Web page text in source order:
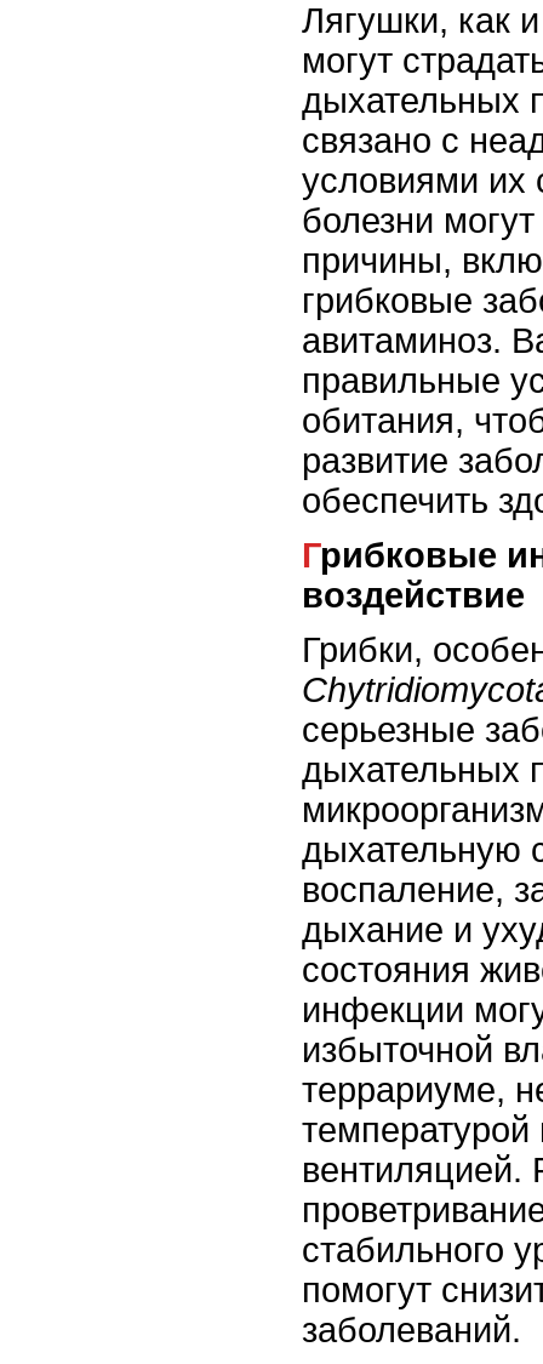
Лягушки, как
могут
дыхательных
связано с
условиями их
болезни
причины,
грибковые
авитаминоз.
правильные
обитания,
развитие
обеспечить
Грибковые инфекции и их
воздействие
Грибки,
серьезные
дыхательных
дыхательную
воспаление,
дыхание и
состояния
инфекции
избыточной
террариуме,
вентиляцией.
стабильного
помогут
заболеваний.